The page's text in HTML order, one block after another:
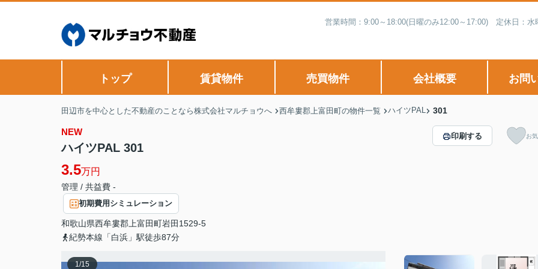
営業時間：9:00～18:00(日曜のみ12:00～17:00) 定休日：
トップ 賃貸物件 売買物件 会社概要 お問
田辺市を中心とした不動産のことなら株式会社マルチョウへ 西牟婁郡上富田町の物件一覧 ハイツPAL 301
NEW
ハイツPAL 301
3.5万円
管理 / 共益費 -
初期費用シミュレーション
和歌山県西牟婁郡上富田町岩田 1529-5
紀勢本線「白浜」駅徒歩87分
印刷する お
1/15